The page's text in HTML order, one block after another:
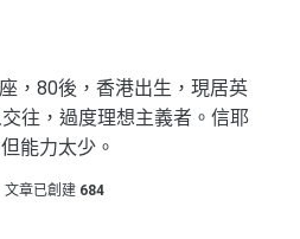
，80後，香港出生，現居英
往，過度理想主義者。信耶
能力太少。
文章已創建 684